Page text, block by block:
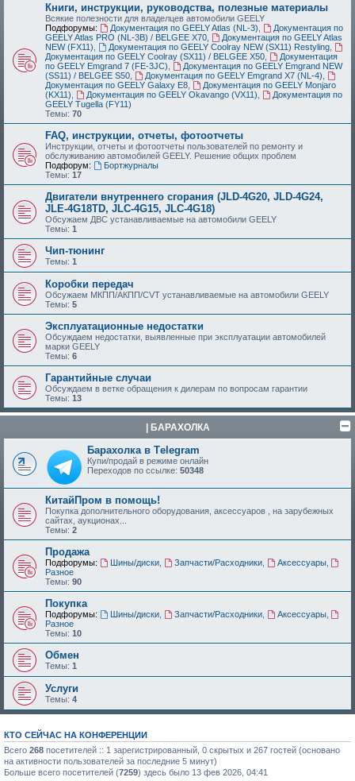
Книги, инструкции, руководства, полезные материалы
Всякие полезности для владелцев автомобили GEELY
Подфорумы:
Документация по GEELY Atlas (NL-3)
Документация по
GEELY Atlas PRO (NL-3B) / BELGEE X70
Документация по GEELY Atlas
NEW (FX11)
Документация по GEELY Coolray NEW (SX11) Restyling,
Документация по GEELY Coolray (SX11) / BELGEE X50
Документация
по GEELY Emgrand 7 (FE-3JC)
Документация по GEELY Emgrand NEW
(SS11) / BELGEE S50
Документация по GEELY Emgrand X7 (NL-4)
Документация по GEELY Galaxy E8
Документация по GEELY Monjaro
(KX11)
Документация по GEELY Okavango (VX11)
Документация по
GEELY Tugella (FY11)
Темы: 70
FAQ, инструкции, отчеты, фотоотчеты
Инструкции, отчеты и фотоотчеты пользователей по ремонту и
обслуживанию автомобилей GEELY. Решение общих проблем
Подфорум:
Бортжурналы
Темы: 17
Двигатели внутреннего сгорания (JLD-4G20, JLD-4G24,
JLE-4G18TD, JLC-4G15, JLC-4G18)
Обсужаем ДВС устанавливаемые на автомобили GEELY
Темы: 1
Чип-тюнинг
Темы: 1
Коробки передач
Обсужаем МКПП/АКПП/CVT устанавливаемые на автомобили GEELY
Темы: 5
Эксплуатационные недостатки
Обсуждаем недостатки, выявленные при эксплуатации автомобилей
марки GEELY
Темы: 6
Гарантийные случаи
Обсуждаем в ветке обращения к дилерам по вопросам гарантии
Темы: 13
| БАРАХОЛКА
Барахолка в Tеlegram
Купи/продай в режиме онлайн
Переходов по ссылке: 50348
КитайПром в помощь!
Покупка дополнительного оборудования, аксессуаров , на зарубежных
сайтах, аукционах...
Темы: 2
Продажа
Подфорумы: Шины/диски, Запчасти/Расходники, Аксессуары,
Разное
Темы: 90
Покупка
Подфорумы: Шины/диски, Запчасти/Расходники, Аксессуары,
Разное
Темы: 10
Обмен
Темы: 1
Услуги
Темы: 4
КТО СЕЙЧАС НА КОНФЕРЕНЦИИ
Всего 268 посетителей :: 1 зарегистрированный, 0 скрытых и 267 гостей (основано
на активности пользователей за последние 5 минут)
Больше всего посетителей (7259) здесь было 13 фев 2026, 04:41